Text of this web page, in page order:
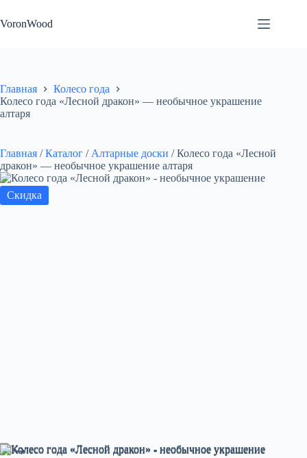
к
сути
VoronWood
Главная
Колесо года
Колесо года «Лесной дракон» — необычное украшение
алтаря
Главная / Каталог / Алтарные доски / Колесо года «Лесной
дракон» — необычное украшение алтаря
Скидка